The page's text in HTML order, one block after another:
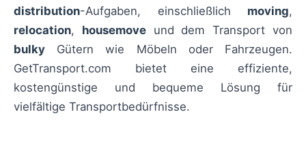
distribution-Aufgaben, einschließlich moving,
relocation, housemoveund dem Transport von
bulky Gütern wie Möbeln oder Fahrzeugen.
GetTransport.com bietet eine effiziente,
kostengünstige und bequeme Lösung für
vielfältige Transportbedürfnisse.